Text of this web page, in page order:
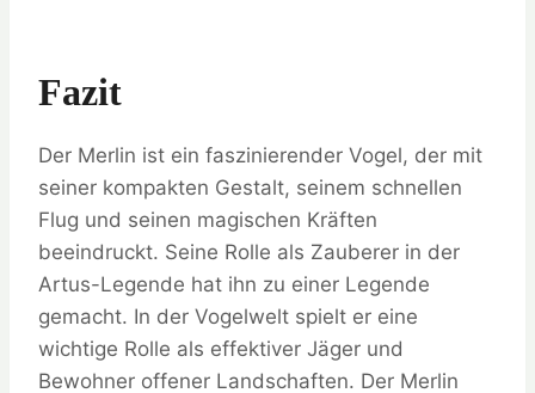
Fazit
Der Merlin ist ein faszinierender Vogel, der mit
seiner kompakten Gestalt, seinem schnellen
Flug und seinen magischen Kräften
beeindruckt. Seine Rolle als Zauberer in der
Artus-Legende hat ihn zu einer Legende
gemacht. In der Vogelwelt spielt er eine
wichtige Rolle als effektiver Jäger und
Bewohner offener Landschaften. Der Merlin